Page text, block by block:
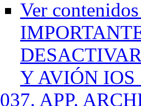
Ver
Y AVIÓN IOS
037. APP.